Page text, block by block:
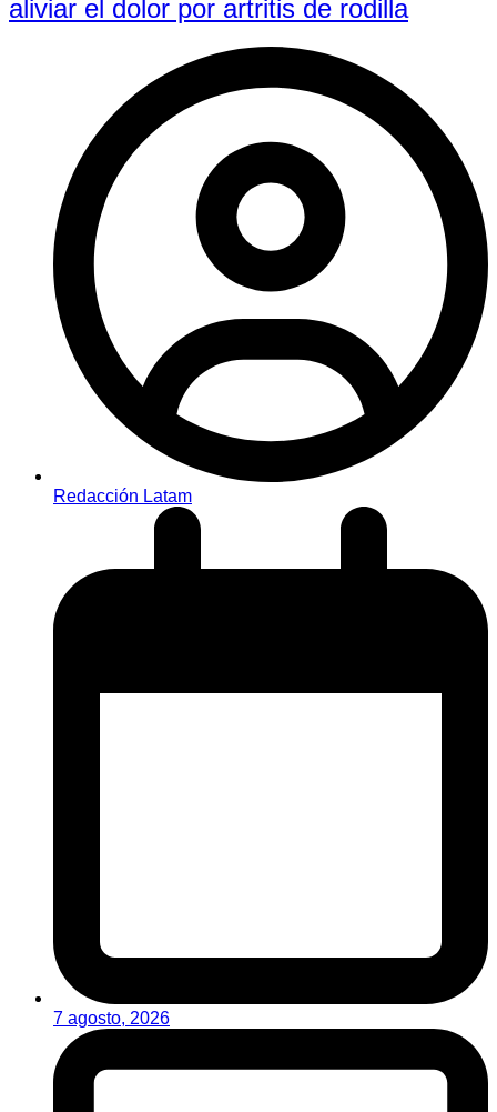
aliviar el dolor por artritis de rodilla
Redacción Latam
7 agosto, 2026